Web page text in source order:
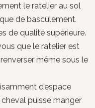
le ratelier au sol
de basculement.
de qualité supérieure.
que le ratelier est
même sous le
d’espace
puisse manger